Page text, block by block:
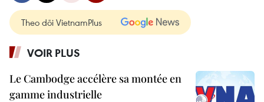
Theo dõi VietnamPlus
VOIR PLUS
Le Cambodge accélère sa montée en
gamme industrielle